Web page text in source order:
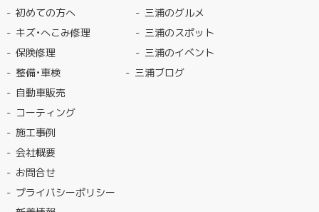
初めての方へ
キズ・へこみ修理
保険修理
整備・車検
自動車販売
コーティング
施工事例
会社概要
お問合せ
プライバシーポリシー
三浦のグルメ
三浦のスポット
三浦のイベント
三浦ブログ